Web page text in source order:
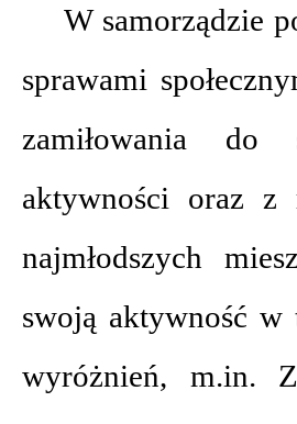
W samorządzie
sprawami
zamiłowania do
aktywności oraz z
najmłodszych
swoją aktywność w
wyróżnień, m.in.